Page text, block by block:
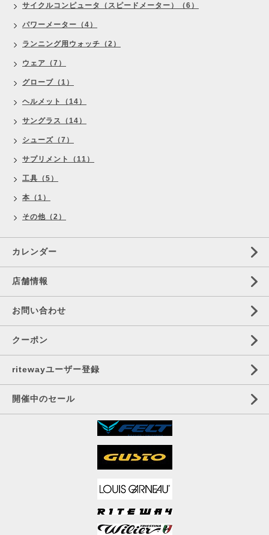
サイクルコンピュータ（スピードメーター）（6）
パワーメーター（4）
ランニング用ウォッチ（2）
ウェア（7）
グローブ（1）
ヘルメット（14）
サングラス（14）
シューズ（7）
サプリメント（11）
工具（5）
本（1）
その他（2）
カレンダー
店舗情報
お問い合わせ
クーポン
ritewayユーザー登録
開催中のセール